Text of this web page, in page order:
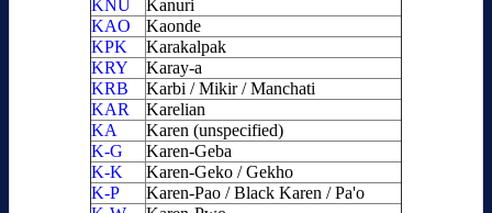
KNU
Kanuri
KAO
Kaonde
KPK
Karakalpak
KRY
Karay-a
KRB
Karbi / Mikir / Manchati
KAR
Karelian
KA
Karen (unspecified)
K-G
Karen-Geba
K-K
Karen-Geko / Gekho
K-P
Karen-Pao / Black Karen / Pa'o